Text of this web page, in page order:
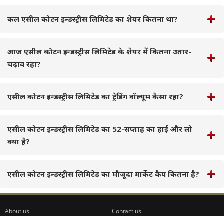
कल एसील कोटन इन्डस्ट्रीस लिमिटेड का शेयर कितना था?
आज एसील कोटन इन्डस्ट्रीस लिमिटेड के शेयर में कितना उतार-
चढ़ाव रहा?
एसील कोटन इन्डस्ट्रीस लिमिटेड का ट्रेडिंग वॉल्यूम कैसा रहा?
एसील कोटन इन्डस्ट्रीस लिमिटेड का 52-सप्ताह का हाई और लो
क्या है?
एसील कोटन इन्डस्ट्रीस लिमिटेड का मौजूदा मार्केट कैप कितना है?
About us Contact us